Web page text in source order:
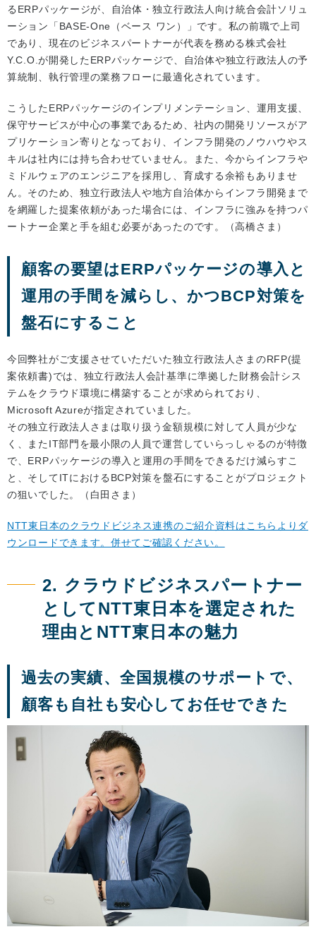
るERPパッケージが、自治体・独立行政法人向け統合会計ソリュ
ーション「BASE-One（ベース ワン）」です。私の前職で上司
であり、現在のビジネスパートナーが代表を務める株式会社
Y.C.O.が開発したERPパッケージで、自治体や独立行政法人の予
算統制、執行管理の業務フローに最適化されています。
こうしたERPパッケージのインプリメンテーション、運用支援、
保守サービスが中心の事業であるため、社内の開発リソースがア
プリケーション寄りとなっており、インフラ開発のノウハウやス
キルは社内には持ち合わせていません。また、今からインフラや
ミドルウェアのエンジニアを採用し、育成する余裕もありませ
ん。そのため、独立行政法人や地方自治体からインフラ開発まで
を網羅した提案依頼があった場合には、インフラに強みを持つパ
ートナー企業と手を組む必要があったのです。（高橋さま）
顧客の要望はERPパッケージの導入と
運用の手間を減らし、かつBCP対策を
盤石にすること
今回弊社がご支援させていただいた独立行政法人さまのRFP(提
案依頼書)では、独立行政法人会計基準に準拠した財務会計シス
テムをクラウド環境に構築することが求められており、
Microsoft Azureが指定されていました。
その独立行政法人さまは取り扱う金額規模に対して人員が少な
く、またIT部門を最小限の人員で運営していらっしゃるのが特徴
で、ERPパッケージの導入と運用の手間をできるだけ減らすこ
と、そしてITにおけるBCP対策を盤石にすることがプロジェクト
の狙いでした。（白田さま）
NTT東日本のクラウドビジネス連携のご紹介資料はこちらよりダ
ウンロードできます。併せてご確認ください。
2. クラウドビジネスパートナー
としてNTT東日本を選定された
理由とNTT東日本の魅力
過去の実績、全国規模のサポートで、
顧客も自社も安心してお任せできた